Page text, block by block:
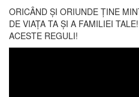
ORICÂND ȘI ORIUNDE ȚINE
DE VIAȚA TA ȘI A FAMILIEI
ACESTE REGULI!